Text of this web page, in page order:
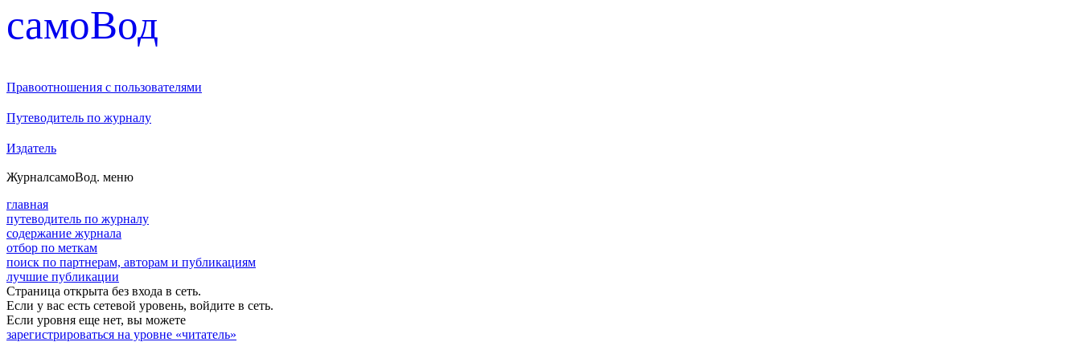
cамоВод
Правоотношения с пользователями
Путеводитель по журналу
Издатель
ЖурналсамоВод. меню
главная
путеводитель по журналу
содержание журнала
отбор по меткам
поиск по партнерам, авторам и публикациям
лучшие публикации
Страница открыта без входа в сеть.
Если у вас есть сетевой уровень, войдите в сеть.
Если уровня еще нет, вы можете
зарегистрироваться на уровне «читатель»